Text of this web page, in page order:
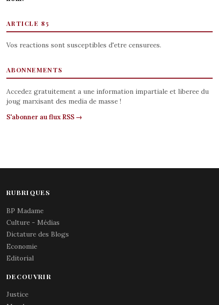
ARTICLE 85
Vos reactions sont susceptibles d'etre censurees.
ABONNEMENTS
Accedez gratuitement a une information impartiale et liberee du
joug marxisant des media de masse !
S'abonner au flux RSS →
RUBRIQUES
BP Madame
Culture - Médias
Dictature des Blogs
Economie
Editorial
DECOUVRIR
Justice